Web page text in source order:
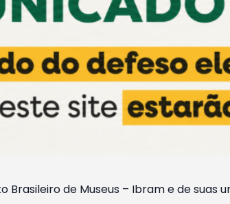
de Museus – Ibram e de suas